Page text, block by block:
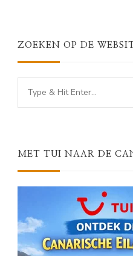
ZOEKEN OP DE
Looking
for
MET TUI NAAR DE